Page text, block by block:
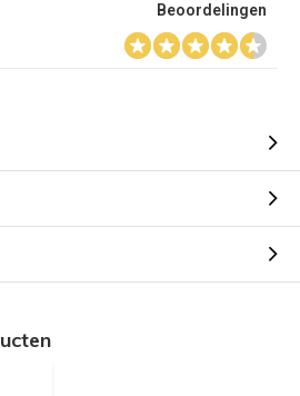
Beoordelingen